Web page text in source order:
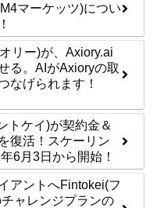
マーケッツ)につい
リー)が、Axiory.ai
る。AIがAxioryの取
なげられます！
トケイ)が契約金＆
復活！スケーリン
6月3日から開始！
アントへFintokei(フ
ャレンジプランの